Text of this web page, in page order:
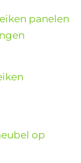
panelen
op